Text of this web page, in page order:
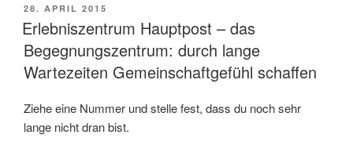
VERÖFFENTLICHT
AM
28. APRIL 2015
Erlebniszentrum Hauptpost – das
Begegnungszentrum: durch lange
Wartezeiten Gemeinschaftgefühl schaffen
Ziehe eine Nummer und stelle fest, dass du noch sehr
lange nicht dran bist.